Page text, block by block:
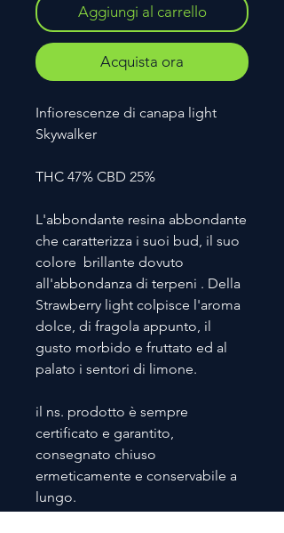
Aggiungi al carrello
Acquista ora
Infiorescenze di canapa light
Skywalker
THC 47% CBD 25%
L'abbondante resina abbondante
che caratterizza i suoi bud, il suo
colore brillante dovuto
all'abbondanza di terpeni . Della
Strawberry light colpisce l'aroma
dolce, di fragola appunto, il
gusto morbido e fruttato ed al
palato i sentori di limone.
il ns. prodotto è sempre
certificato e garantito,
consegnato chiuso
ermeticamente e conservabile a
lungo.